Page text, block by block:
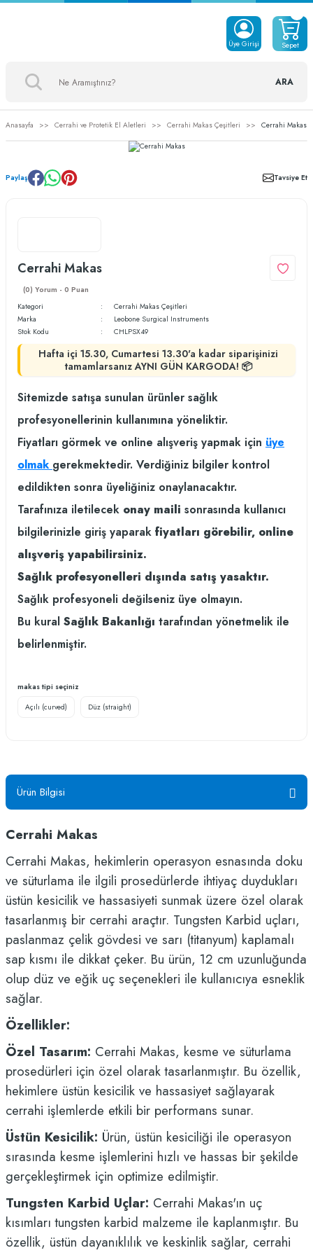
ARA
Üye Girişi Sepet
Anasayfa Cerrahi ve Protetik El Aletleri Cerrahi Makas Çeşitleri Cerrahi Makas
Paylaş Tavsiye Et
Cerrahi Makas
(0) Yorum - 0 Puan
Kategori
Cerrahi Makas Çeşitleri
Marka
Leobone Surgical Instruments
Stok Kodu
CHLPSX49
Hafta içi 15.30, Cumartesi 13.30'a kadar siparişinizi
tamamlarsanız AYNI GÜN KARGODA! 📦
Sitemizde satışa sunulan ürünler sağlık
profesyonellerinin kullanımına yöneliktir.
Fiyatları görmek ve online alışveriş yapmak için üye
olmak gerekmektedir. Verdiğiniz bilgiler kontrol
edildikten sonra üyeliğiniz onaylanacaktır.
Tarafınıza iletilecek onay maili sonrasında kullanıcı
bilgilerinizle giriş yaparak fiyatları görebilir, online
alışveriş yapabilirsiniz.
Sağlık profesyonelleri dışında satış yasaktır.
Sağlık profesyoneli değilseniz üye olmayın.
Bu kural Sağlık Bakanlığı tarafından yönetmelik ile
belirlenmiştir.
makas tipi seçiniz
Açılı (curved)
Düz (straight)
Ürün Bilgisi
Cerrahi Makas
Cerrahi Makas, hekimlerin operasyon esnasında doku
ve süturlama ile ilgili prosedürlerde ihtiyaç duydukları
üstün kesicilik ve hassasiyeti sunmak üzere özel olarak
tasarlanmış bir cerrahi araçtır. Tungsten Karbid uçları,
paslanmaz çelik gövdesi ve sarı (titanyum) kaplamalı
sap kısmı ile dikkat çeker. Bu ürün, 12 cm uzunluğunda
olup düz ve eğik uç seçenekleri ile kullanıcıya esneklik
sağlar.
Özellikler:
Özel Tasarım: Cerrahi Makas, kesme ve süturlama
prosedürleri için özel olarak tasarlanmıştır. Bu özellik,
hekimlere üstün kesicilik ve hassasiyet sağlayarak
cerrahi işlemlerde etkili bir performans sunar.
Üstün Kesicilik: Ürün, üstün kesiciliği ile operasyon
sırasında kesme işlemlerini hızlı ve hassas bir şekilde
gerçekleştirmek için optimize edilmiştir.
Tungsten Karbid Uçlar: Cerrahi Makas'ın uç
kısımları tungsten karbid malzeme ile kaplanmıştır. Bu
özellik, üstün dayanıklılık ve keskinlik sağlar, cerrahi